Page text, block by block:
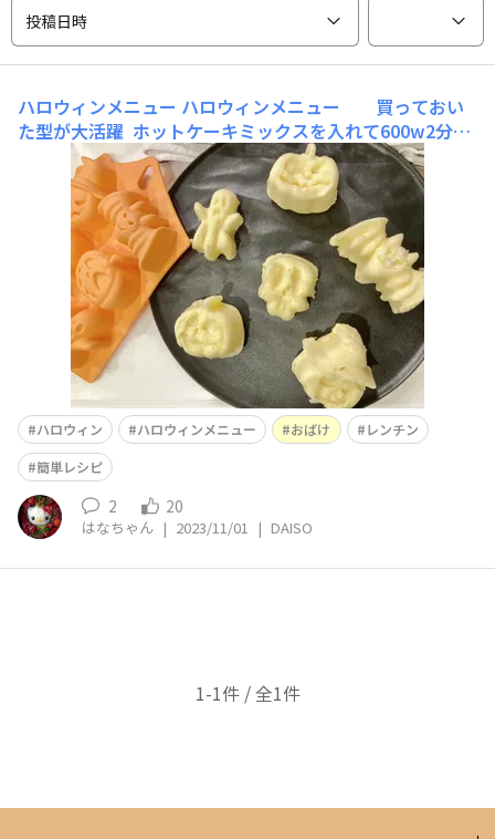
投稿日時
ハロウィンメニュー ハロウィンメニュー 買っておい
た型が大活躍 ホットケーキミックスを入れて600w2分チ
ン 子供が喜ぶメニューが簡単に作れて助かりました✨ 生
地を半量くらい入れて膨らむとちょうど良い感じ 油を軽
く塗ったのでキレイに剥がせました😊
ハロウィン ハロウィンメニュー おばけ
レンチン
簡単レシピ
2 20
はなちゃん | 2023/11/01 | DAISO
1-1件 / 全1件